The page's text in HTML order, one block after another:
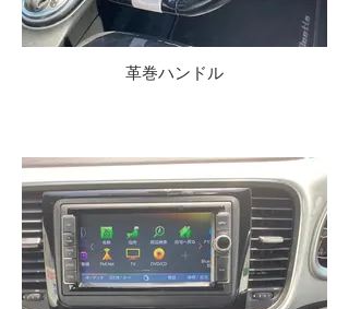
革巻ハンドル